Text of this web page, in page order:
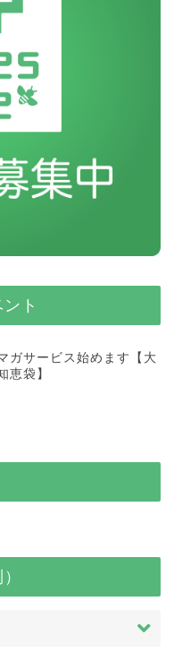
ト
ガサービス始めます【大
恵袋】